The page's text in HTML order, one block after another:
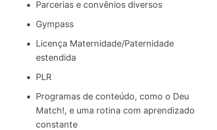
Parcerias e convênios diversos
Gympass
Licença Maternidade/Paternidade
estendida
PLR
Programas de conteúdo, como o Deu
Match!, e uma rotina com aprendizado
constante